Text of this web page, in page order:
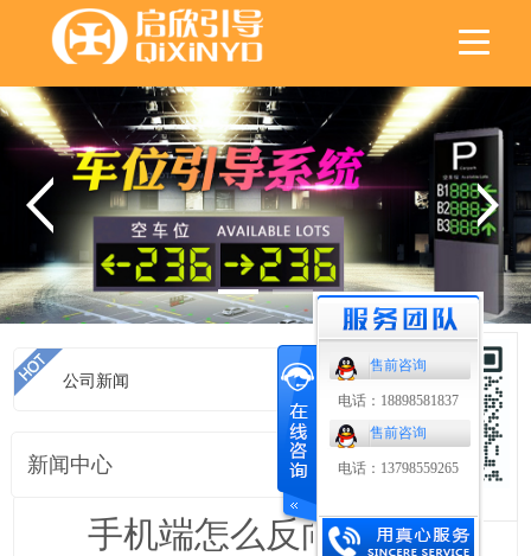
售前咨询
电话：18898581837
售前咨询
电话：13798559265
公司新闻 首页 >公司新闻
新闻中心
手机端怎么反向找车？